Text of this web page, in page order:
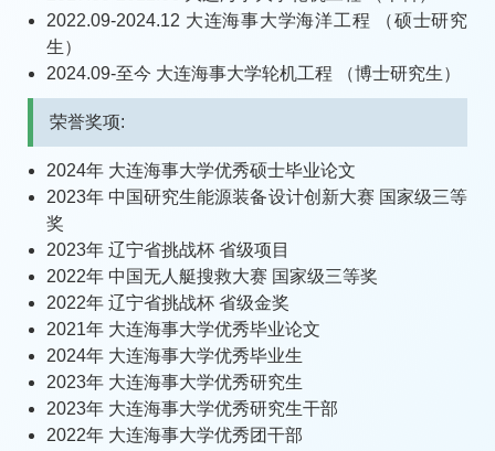
2022.09-2024.12 大连海事大学海洋工程 （硕士研究
生）
2024.09-至今 大连海事大学轮机工程 （博士研究生）
荣誉奖项:
2024年 大连海事大学优秀硕士毕业论文
2023年 中国研究生能源装备设计创新大赛 国家级三等
奖
2023年 辽宁省挑战杯 省级项目
2022年 中国无人艇搜救大赛 国家级三等奖
2022年 辽宁省挑战杯 省级金奖
2021年 大连海事大学优秀毕业论文
2024年 大连海事大学优秀毕业生
2023年 大连海事大学优秀研究生
2023年 大连海事大学优秀研究生干部
2022年 大连海事大学优秀团干部